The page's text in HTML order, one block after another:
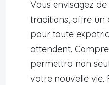
Vous envisagez
traditions, offre
pour toute
attendent.
permettra non
votre nouvelle vie.